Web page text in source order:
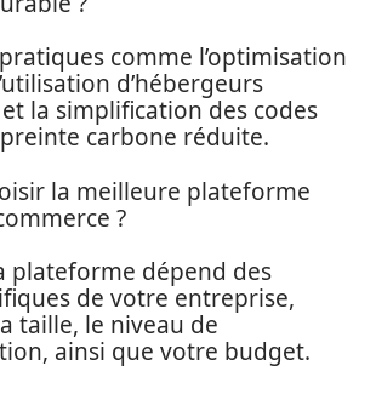
comme l’optimisation
d’hébergeurs
la simplification des codes
carbone réduite.
la meilleure plateforme
?
plateforme dépend des
de votre entreprise,
taille, le niveau de
ainsi que votre budget.